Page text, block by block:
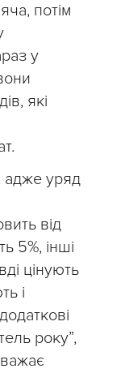
потім
у
які
адже уряд
від
5%, інші
цінують
і
року”,